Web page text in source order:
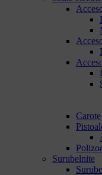
Carote
Surubelnite